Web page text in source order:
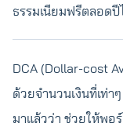
ธรรมเนียมฟรีตลอดปี
DCA (Dollar-cost
ด้วยจำนวนเงินที่เท่
มาแล้วว่า ช่วยให้พอ